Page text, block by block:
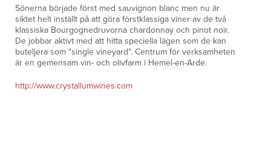
Sönerna började först med sauvignon blanc men nu är
siktet helt inställt på att göra förstklassiga viner av de två
klassiska Bourgognedruvorna chardonnay och pinot noir.
De jobbar aktivt med att hitta speciella lägen som de kan
buteljera som "single vineyard". Centrum för verksamheten
är en gemensam vin- och olivfarm i Hemel-en-Arde.
http://www.crystallumwines.com